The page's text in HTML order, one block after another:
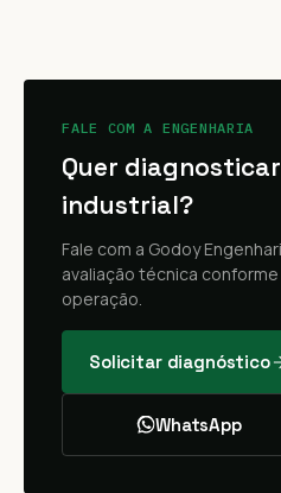
FALE COM A ENGENHARIA
Quer
industrial?
Fale com a Godoy
avaliação técnica
operação.
Solicitar diagnóstico
WhatsApp